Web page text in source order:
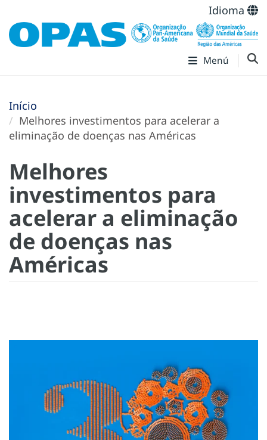
Idioma
Menú
Início
Melhores investimentos para acelerar a
eliminação de doenças nas Américas
Melhores
investimentos para
acelerar a eliminação
de doenças nas
Américas